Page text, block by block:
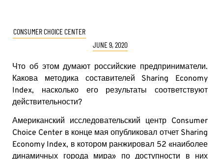
CONSUMER CHOICE CENTER
JUNE 9, 2020
Что об этом думают российские предприниматели.
Какова методика составителей Sharing Economy
Index, насколько его результаты соответствуют
действительности?
Американский исследовательский центр Consumer
Choice Center в конце мая опубликовал отчет Sharing
Economy Index, в котором ранжировал 52 «наиболее
динамичных города мира» по доступности в них